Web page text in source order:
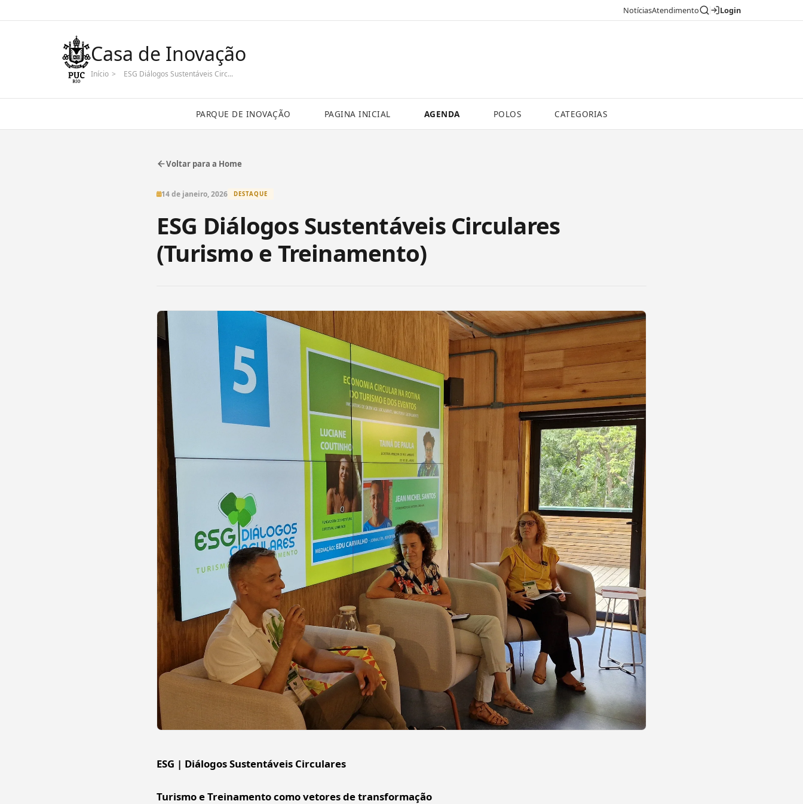
NotíciasAtendimento Login
Casa de Inovação
Início > ESG Diálogos Sustentáveis Circ...
PARQUE DE INOVAÇÃO PAGINA INICIAL AGENDA POLOS CATEGORIAS
Voltar para a Home
14 de janeiro, 2026 DESTAQUE
ESG Diálogos Sustentáveis Circulares
(Turismo e Treinamento)
ESG | Diálogos Sustentáveis Circulares
Turismo e Treinamento como vetores de transformação